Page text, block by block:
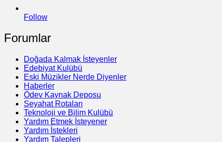
Follow
Forumlar
Doğada Kalmak İsteyenler
Edebiyat Kulübü
Eski Müzikler Nerde Diyenler
Haberler
Ödev Kaynak Deposu
Seyahat Rotaları
Teknoloji ve Bilim Kulübü
Yardım Etmek İsteyener
Yardım İstekleri
Yardım Talepleri